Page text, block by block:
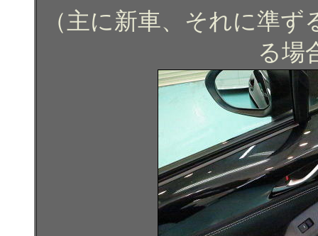
（主に新車、それに準
る場